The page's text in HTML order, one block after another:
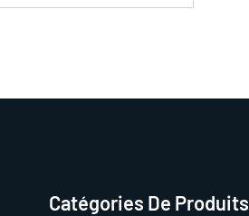
Catégories De Produits